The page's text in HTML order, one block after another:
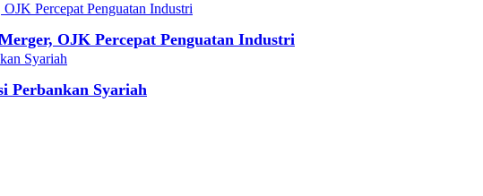
OJK Percepat Penguatan Industri
Perbankan Syariah